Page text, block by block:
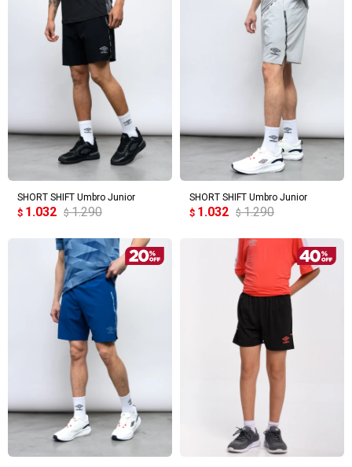
SHORT SHIFT Umbro Junior
$ 1.032 $ 1.290
SHORT SHIFT Umbro Junior
$ 1.032 $ 1.290